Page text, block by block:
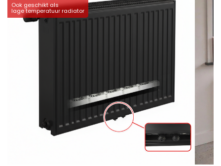
Ook geschikt als
lage temperatuur radiator